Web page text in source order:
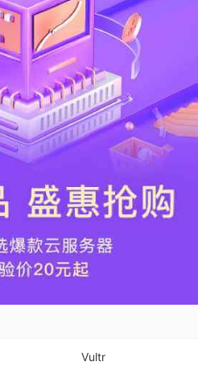
Vultr